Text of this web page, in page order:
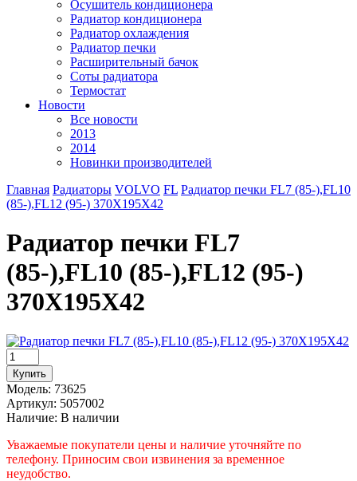
Осушитель кондиционера
Радиатор кондиционера
Радиатор охлаждения
Радиатор печки
Расширительный бачок
Соты радиатора
Термостат
Новости
Все новости
2013
2014
Новинки производителей
Главная Радиаторы VOLVO FL Радиатор печки FL7 (85-),FL10
(85-),FL12 (95-) 370X195X42
Радиатор печки FL7
(85-),FL10 (85-),FL12 (95-)
370X195X42
Модель: 73625
Артикул: 5057002
Наличие: В наличии
Уважаемые покупатели цены и наличие уточняйте по
телефону. Приносим свои извинения за временное
неудобство.